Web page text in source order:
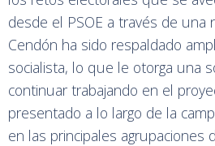
desde el PSOE a través de una
Cendón ha sido respaldado
socialista, lo que le otorga una
continuar trabajando en el
presentado a lo largo de la
en las principales agrupaciones